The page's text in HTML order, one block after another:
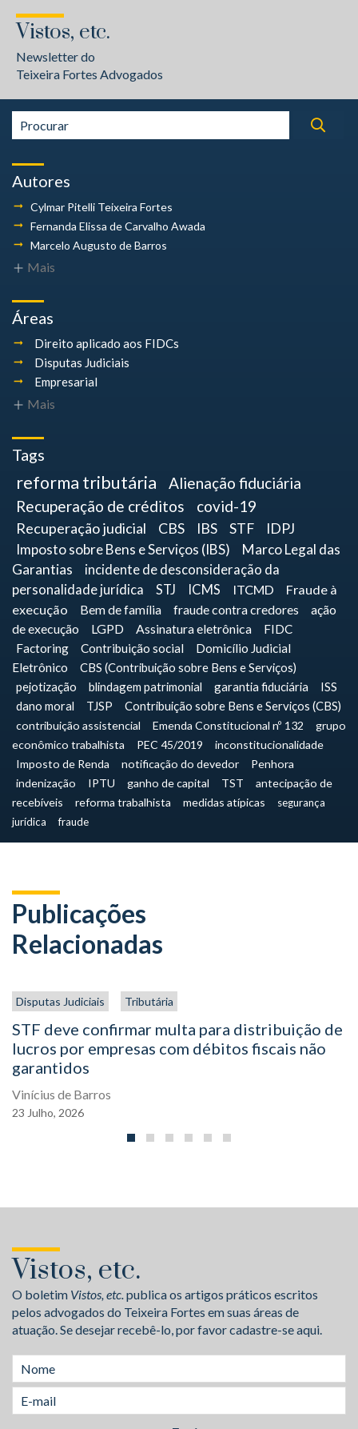
Vistos, etc.
Newsletter do
Teixeira Fortes Advogados
Autores
Cylmar Pitelli Teixeira Fortes
Fernanda Elissa de Carvalho Awada
Marcelo Augusto de Barros
Mais
Áreas
Direito aplicado aos FIDCs
Disputas Judiciais
Empresarial
Mais
Tags
reforma tributária
Alienação fiduciária
Recuperação de créditos
covid-19
Recuperação judicial CBS IBS STF
IDPJ
Imposto sobre Bens e Serviços (IBS)
Marco Legal das
Garantias
incidente de desconsideração da
personalidade jurídica
STJ ICMS ITCMD
Fraude à
execução
Bem de família fraude contra credores
ação
de execução
LGPD Assinatura eletrônica
FIDC
Factoring
Contribuição social
Domicílio Judicial
Eletrônico
CBS (Contribuição sobre Bens e Serviços)
pejotização
blindagem patrimonial garantia fiduciária
ISS
dano moral
TJSP Contribuição sobre Bens e Serviços (CBS)
contribuição assistencial Emenda Constitucional nº 132
grupo
econômico trabalhista
PEC 45/2019
inconstitucionalidade
Imposto de Renda
notificação do devedor
Penhora
indenização
IPTU ganho de capital TST
antecipação de
recebíveis
reforma trabalhista medidas atípicas
segurança
jurídica
fraude
Publicações
Relacionadas
Disputas Judiciais Tributária
STF deve confirmar multa para distribuição de
lucros por empresas com débitos fiscais não
garantidos
Vinícius de Barros
23 Julho, 2026
Vistos, etc.
O boletim Vistos, etc.publica os artigos práticos escritos
pelos advogados do Teixeira Fortes em suas áreas de
atuação. Se desejar recebê-lo, por favor cadastre-se aqui.